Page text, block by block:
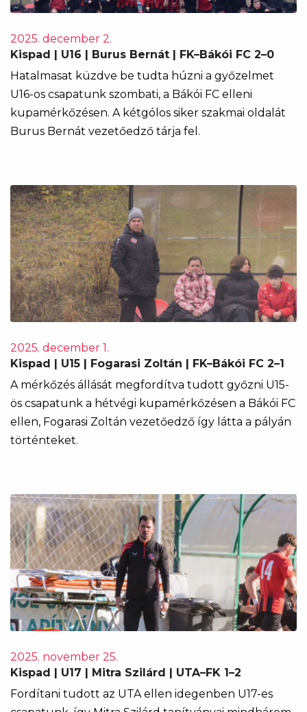
2025. december 2.
Kispad | U16 | Burus Bernát | FK–Bákói FC 2–0
Hatalmasat küzdve be tudta húzni a győzelmet
U16-os csapatunk szombati, a Bákói FC elleni
kupamérkőzésen. A kétgólos siker szakmai oldalát
Burus Bernát vezetőedző tárja fel.
2025. december 1.
Kispad | U15 | Fogarasi Zoltán | FK–Bákói FC 2–1
A mérkőzés állását megfordítva tudott győzni U15-
ös csapatunk a hétvégi kupamérkőzésen a Bákói FC
ellen, Fogarasi Zoltán vezetőedző így látta a pályán
történteket.
2025. november 25.
Kispad | U17 | Mitra Szilárd | UTA–FK 1–2
Fordítani tudott az UTA ellen idegenben U17-es